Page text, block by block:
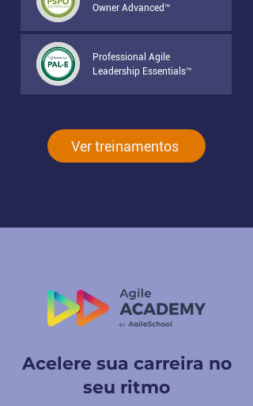
Owner Advanced™
Professional Agile
Leadership Essentials™
Ver treinamentos
Acelere sua carreira no
seu ritmo